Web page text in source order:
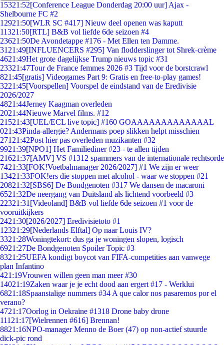
15321:52[Conference League Donderdag 20:00 uur] Ajax -
Shelbourne FC #2
12921:50[WLR SC #417] Nieuw deel openen was kaputt
11321:50[RTL] B&B vol liefde 6de seizoen #4
23621:50De Avondetappe #176 - Met Ellen ten Damme.
31 21:49[INFLUENCERS #295] Van flodderslinger tot Shrek-crème
4621:49Het grote dagelijkse Trump nieuws topic #31
23321:47Tour de France femmes 2026 #3 Tijd voor de borstcrawl
821:45[gratis] Videogames Part 9: Gratis en free-to-play games!
3221:45[Voorspellen] Voorspel de eindstand van de Eredivisie
2026/2027
4821:44Jerney Kaagman overleden
2021:44Nieuwe Marvel films. #12
21521:43[UEL/ECL live topic] #160 GOAAAAAAAAAAAAAL
021:43Pinda-allergie? Andermans poep slikken helpt misschien
271 21:42Post hier pas overleden muzikanten #32
9921:39[NPO1] Het Familiediner #23 - te allen tijden
21621:37[AMV] VS #1312 spammers van de internationale rechtsorde
7421:33[FOK!Voetbalmanager 2026/2027] #1 We zijn er weer
13421:33FOK!ers die stoppen met alcohol - waar we stoppen #21
20821:32[SBS6] De Bondgenoten #317 We dansen de macaroni
6521:32De neergang van Duitsland als lichtend voorbeeld #3
22321:31 [Videoland] B&B vol liefde 6de seizoen #1 voor de
vooruitkijkers
2421:30[2026/2027] Eredivisietoto #1
12321:29[Nederlands Elftal] Op naar Louis IV?
3321:28Woningtekort: dus ga je woningen slopen, logisch
6921:27De Bondgenoten Spoiler Topic #3
8321:25UEFA kondigt boycot van FIFA-competities aan vanwege
plan Infantino
421:19Vrouwen willen geen man meer #30
14021:19Zaken waar je je echt dood aan ergert #17 - Werklui
6821:18Spaanstalige nummers #34 A que calor nos pasaremos por el
verano?
4721:17Oorlog in Oekraïne #1318 Drone baby drone
111 21:17[Wielrennen #616] Brennan!
8821:16NPO-manager Menno de Boer (47) op non-actief stuurde
dick-pic rond